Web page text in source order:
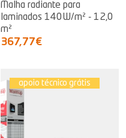
Malha radiante para
laminados 140W/m² - 12,0
m²
367,77€
apoio técnico grátis